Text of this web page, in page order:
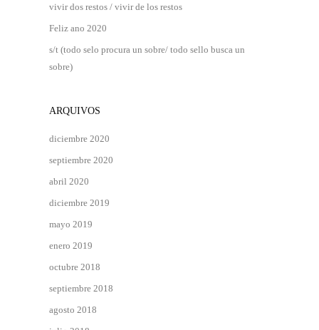
vivir dos restos / vivir de los restos
Feliz ano 2020
s/t (todo selo procura un sobre/ todo sello busca un
sobre)
ARQUIVOS
diciembre 2020
septiembre 2020
abril 2020
diciembre 2019
mayo 2019
enero 2019
octubre 2018
septiembre 2018
agosto 2018